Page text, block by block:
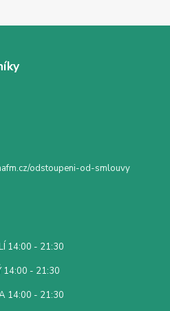
odstoupeni-od-smlouvy
14:00 - 21:30
14:00 - 21:30
14:00 - 21:30